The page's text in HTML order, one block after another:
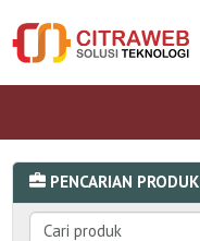
PENCARIAN PRODUK